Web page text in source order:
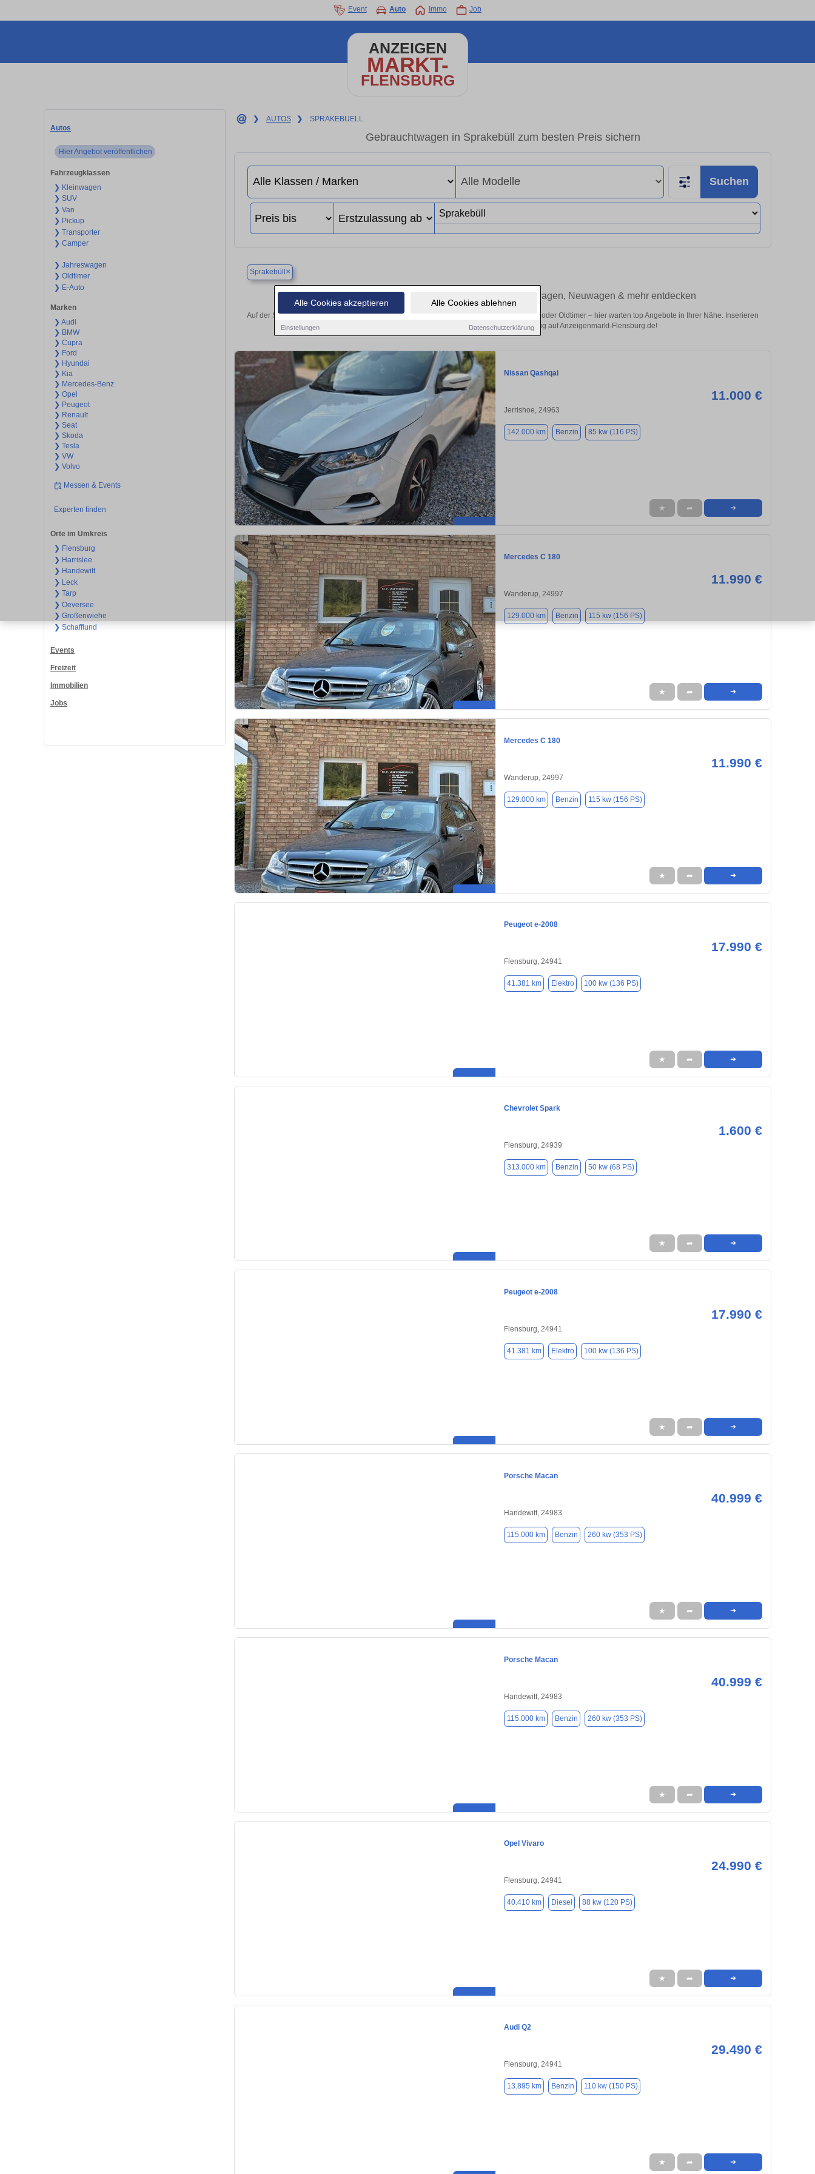
Alle Cookies akzeptieren Alle Cookies ablehnen
Einstellungen Datenschutzerklärung
Event Auto Immo Job
ANZEIGEN
MARKT-
FLENSBURG
Autos
Hier Angebot veröffentlichen
Fahrzeugklassen
❯ Kleinwagen
❯ SUV
❯ Van
❯ Pickup
❯ Transporter
❯ Camper
❯ Jahreswagen
❯ Oldtimer
❯ E-Auto
Marken
❯ Audi
❯ BMW
❯ Cupra
❯ Ford
❯ Hyundai
❯ Kia
❯ Mercedes-Benz
❯ Opel
❯ Peugeot
❯ Renault
❯ Seat
❯ Skoda
❯ Tesla
❯ VW
❯ Volvo
Messen & Events
Experten finden
Orte im Umkreis
❯ Flensburg
❯ Harrislee
❯ Handewitt
❯ Leck
❯ Tarp
❯ Oeversee
❯ Großenwiehe
❯ Schafflund
Events
Freizeit
Immobilien
Jobs
❯ AUTOS ❯ SPRAKEBUELL
Gebrauchtwagen in Sprakebüll zum besten Preis sichern
Suchen
Sprakebüll ×
Ihr perfektes Autoangebot in Sprakebüll – Gebrauchtwagen, Neuwagen & mehr entdecken
Auf der Suche nach einem Gebrauchtwagen in Sprakebüll? Ob Kleinwagen, SUV, Cabrio oder Oldtimer – hier warten top Angebote in Ihrer Nähe. Inserieren
Sie Ihr Auto kostenlos oder finden Sie Ihr nächstes Fahrzeug auf Anzeigenmarkt-Flensburg.de!
Nissan Qashqai
11.000 €
Jerrishoe, 24963
142.000 km Benzin 85 kw (116 PS)
★ ➦ ➜
Mercedes C 180
11.990 €
Wanderup, 24997
129.000 km Benzin 115 kw (156 PS)
★ ➦ ➜
Mercedes C 180
11.990 €
Wanderup, 24997
129.000 km Benzin 115 kw (156 PS)
★ ➦ ➜
Peugeot e-2008
17.990 €
Flensburg, 24941
41.381 km Elektro 100 kw (136 PS)
★ ➦ ➜
Chevrolet Spark
1.600 €
Flensburg, 24939
313.000 km Benzin 50 kw (68 PS)
★ ➦ ➜
Peugeot e-2008
17.990 €
Flensburg, 24941
41.381 km Elektro 100 kw (136 PS)
★ ➦ ➜
Porsche Macan
40.999 €
Handewitt, 24983
115.000 km Benzin 260 kw (353 PS)
★ ➦ ➜
Porsche Macan
40.999 €
Handewitt, 24983
115.000 km Benzin 260 kw (353 PS)
★ ➦ ➜
Opel Vivaro
24.990 €
Flensburg, 24941
40.410 km Diesel 88 kw (120 PS)
★ ➦ ➜
Audi Q2
29.490 €
Flensburg, 24941
13.895 km Benzin 110 kw (150 PS)
★ ➦ ➜